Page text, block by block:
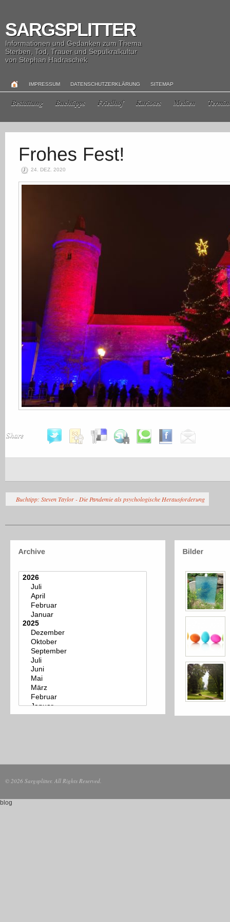
SARGSPLITTER
Informationen und Gedanken zum Thema
Sterben, Tod, Trauer und Sepulkralkultur
von Stephan Hadraschek
IMPRESSUM DATENSCHUTZERKLÄRUNG SITEMAP
Bestattung Buchtipps Friedhof Kurioses Medien
24. DEZ. 2020
Share
Buchtipp: Steven Taylor - Die Pandemie als psychologische Herausforderung
© 2026 Sargsplitter. All Rights Reserved.
blog